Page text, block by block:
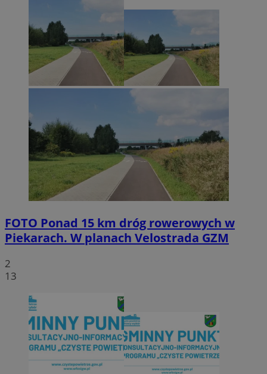
FOTO Ponad 15 km dróg rowerowych w
Piekarach. W planach Velostrada GZM
2
13